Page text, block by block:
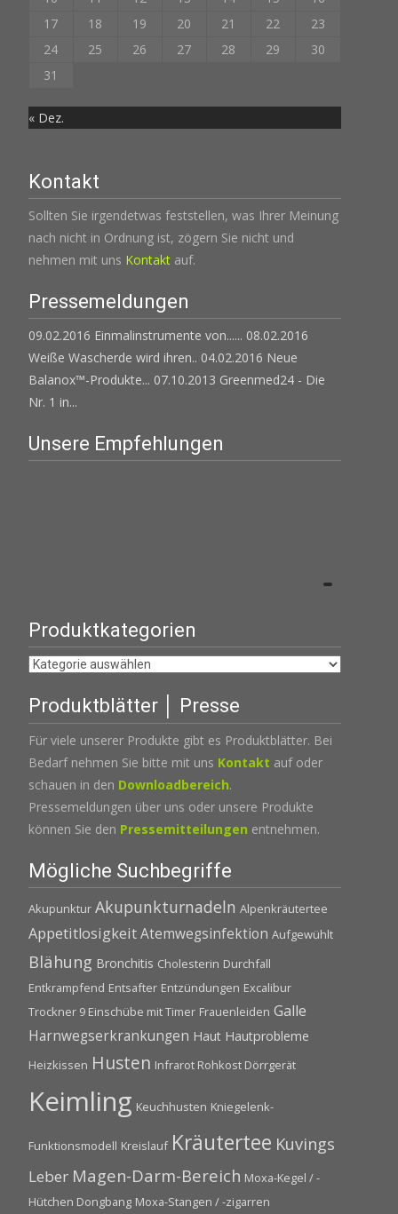
17
18 19 20 21 22
23
24
25 26 27 28 29
30
31
« Dez.
Kontakt
Sollten Sie irgendetwas feststellen, was Ihrer Meinung
nach nicht in Ordnung ist, zögern Sie nicht und
nehmen mit uns Kontakt auf.
Pressemeldungen
09.02.2016 Einmalinstrumente von...... 08.02.2016
Weiße Wascherde wird ihren.. 04.02.2016 Neue
Balanox™-Produkte... 07.10.2013 Greenmed24 - Die
Nr. 1 in...
Unsere Empfehlungen
Produktkategorien
Produktblätter │ Presse
Für viele unserer Produkte gibt es Produktblätter. Bei
Bedarf nehmen Sie bitte mit uns Kontakt auf oder
schauen in den Downloadbereich.
Pressemeldungen über uns oder unsere Produkte
können Sie den Pressemitteilungen entnehmen.
Mögliche Suchbegriffe
Akupunktur Akupunkturnadeln Alpenkräutertee
AppetitlosigkeitAtemwegsinfektion Aufgewühlt
Blähung Bronchitis Cholesterin Durchfall
Entkrampfend Entsafter Entzündungen Excalibur
Trockner 9 Einschübe mit Timer Frauenleiden Galle
Harnwegserkrankungen Haut Hautprobleme
Heizkissen Husten Infrarot Rohkost Dörrgerät
Keimling Keuchhusten Kniegelenk-
Funktionsmodell Kreislauf Kräutertee Kuvings
Leber Magen-Darm-Bereich Moxa-Kegel / -
Hütchen Dongbang Moxa-Stangen / -zigarren